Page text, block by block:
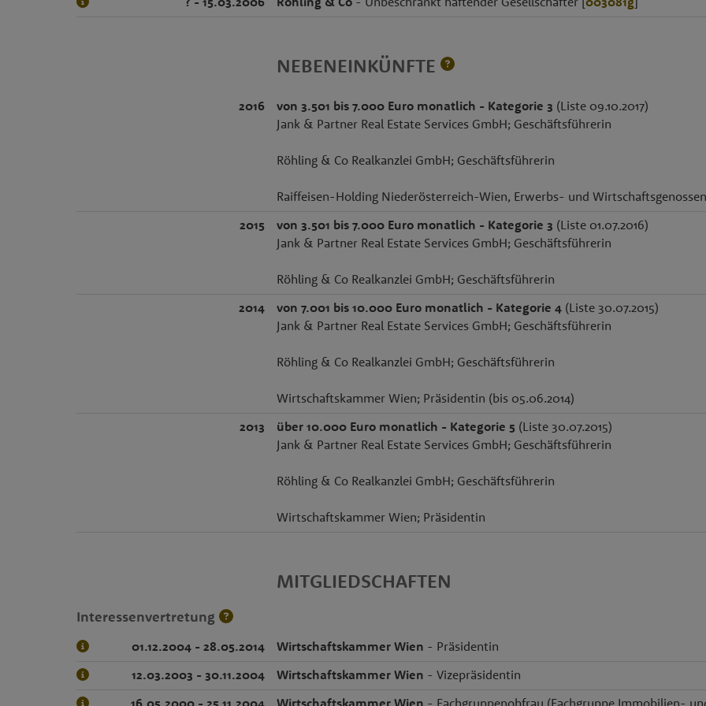
NEBENEINKÜNFTE
2016 von 3.501 bis 7.000 Euro monatlich - Kategorie 3 (Liste 09.10.2017)
Jank & Partner Real Estate Services GmbH; Geschäftsführerin
Röhling & Co Realkanzlei GmbH; Geschäftsführerin
Raiffeisen-Holding Niederösterreich-Wien, Erwerbs- und
2015
von 3.501 bis 7.000 Euro monatlich - Kategorie 3 (Liste 01.07.2016)
Jank & Partner Real Estate Services GmbH; Geschäftsführerin
Röhling & Co Realkanzlei GmbH; Geschäftsführerin
2014
von 7.001 bis 10.000 Euro monatlich - Kategorie 4 (Liste 30.07.2015)
Jank & Partner Real Estate Services GmbH; Geschäftsführerin
Röhling & Co Realkanzlei GmbH; Geschäftsführerin
Wirtschaftskammer Wien; Präsidentin (bis 05.06.2014)
2013
über 10.000 Euro monatlich - Kategorie 5 (Liste 30.07.2015)
Jank & Partner Real Estate Services GmbH; Geschäftsführerin
Röhling & Co Realkanzlei GmbH; Geschäftsführerin
Wirtschaftskammer Wien; Präsidentin
MITGLIEDSCHAFTEN
Interessenvertretung
01.12.2004 - 28.05.2014 Wirtschaftskammer Wien - Präsidentin
12.03.2003 - 30.11.2004
Wirtschaftskammer Wien - Vizepräsidentin
16.05.2000 - 25.11.2004
Wirtschaftskammer Wien - Fachgruppenobfrau (Fachgruppe Immobilien-